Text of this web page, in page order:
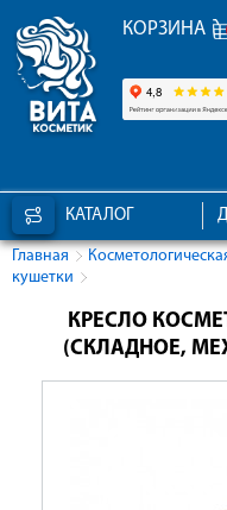
КОРЗИНА
КАТАЛОГ
Главная
кушетки
КРЕСЛО
(СКЛАДНОЕ,